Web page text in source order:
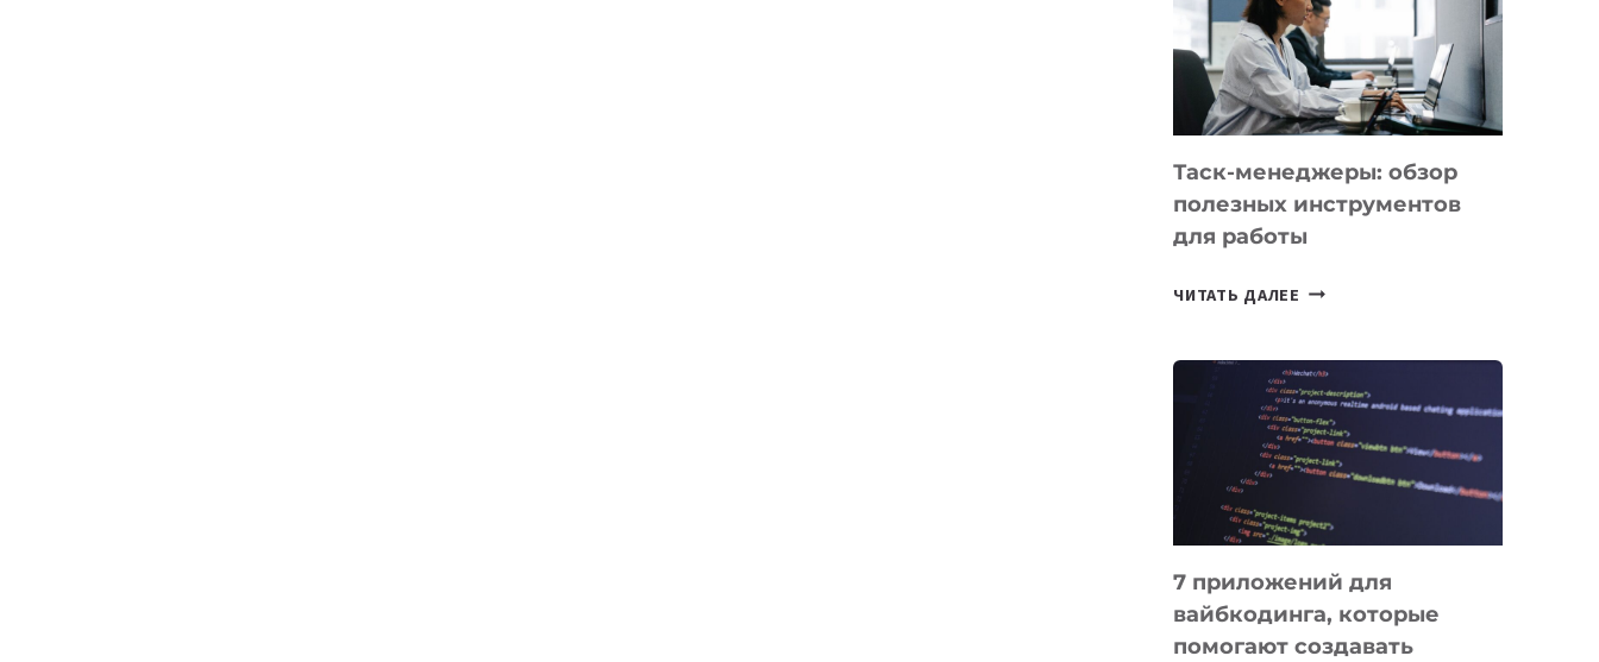
ТЕХНОЛОГИЧЕСКОЕ
ОБРАЗОВАНИЕ
ТАДЖИКИСТАНА
Таск-менеджеры: обзор
полезных инструментов
для работы
ЧИТАТЬ ДАЛЕЕ ТАСК-
ПОЛЕЗНЫХ
ИНСТРУМЕНТОВ
ДЛЯ
РАБОТЫ
7 приложений для
вайбкодинга, которые
помогают создавать